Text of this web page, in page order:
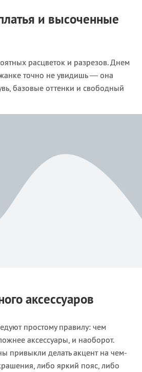
и высоченные
расцветок и разрезов. Днем
точно не увидишь — она
базовые оттенки и свободный
аксессуаров
простому правилу: чем
аксессуары, и наоборот.
привыкли делать акцент на чем-
либо яркий пояс, либо